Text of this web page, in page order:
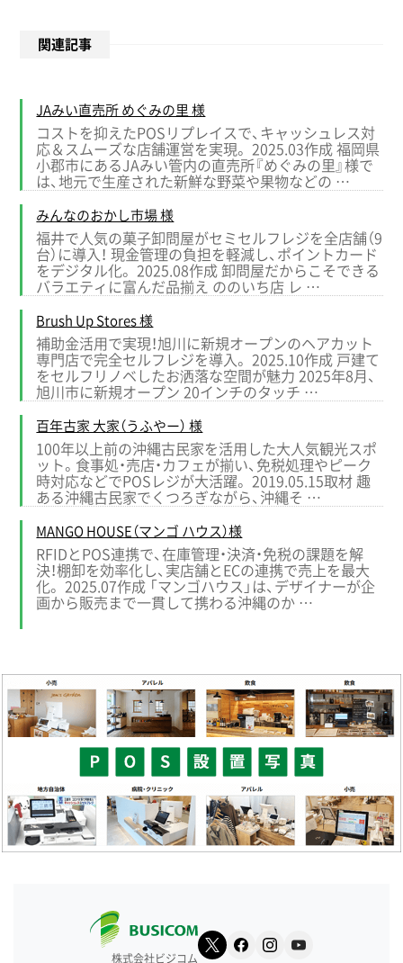
関連記事
JAみい直売所 めぐみの里 様
コストを抑えたPOSリプレイスで、キャッシュレス対
応＆スムーズな店舗運営を実現。 2025.03作成 福岡県
小郡市にあるJAみい管内の直売所『めぐみの里』様で
は、地元で生産された新鮮な野菜や果物などの …
みんなのおかし市場 様
福井で人気の菓子卸問屋がセミセルフレジを全店舗（9
台）に導入！ 現金管理の負担を軽減し、ポイントカード
をデジタル化。 2025.08作成 卸問屋だからこそできる
バラエティに富んだ品揃え ののいち店 レ …
Brush Up Stores 様
補助金活用で実現！旭川に新規オープンのヘアカット
専門店で完全セルフレジを導入。 2025.10作成 戸建て
をセルフリノベしたお洒落な空間が魅力 2025年8月、
旭川市に新規オープン 20インチのタッチ …
百年古家 大家（うふやー） 様
100年以上前の沖縄古民家を活用した大人気観光スポ
ット。食事処・売店・カフェが揃い、免税処理やピーク
時対応などでPOSレジが大活躍。 2019.05.15取材 趣
ある沖縄古民家でくつろぎながら、沖縄そ …
MANGO HOUSE（マンゴ ハウス）様
RFIDとPOS連携で、在庫管理・決済・免税の課題を解
決！棚卸を効率化し、実店舗とECの連携で売上を最大
化。 2025.07作成 「マンゴハウス」は、デザイナーが企
画から販売まで一貫して携わる沖縄のか …
株式会社ビジコム